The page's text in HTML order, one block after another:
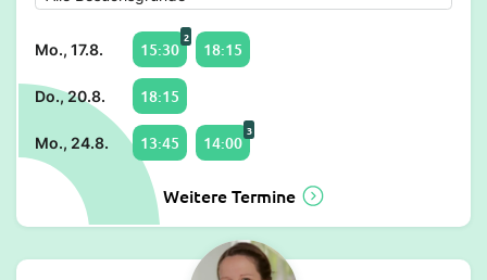
Mo., 17.8. 15:30
2
18:15
Do., 20.8. 18:15
Mo., 24.8. 13:45 14:00
3
Weitere Termine